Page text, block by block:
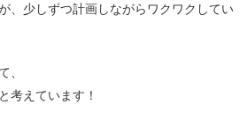
、少しずつ計画しながらワクワクしてい
、
考えています！